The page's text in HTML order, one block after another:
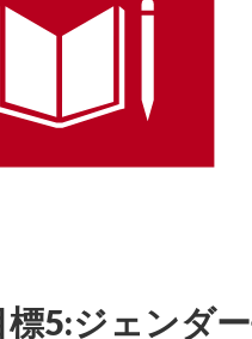
標5:ジェンダ